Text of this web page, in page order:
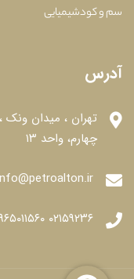
سم و کودشیمیایی
آدرس
چهارم، واحد ۱۳
۰۲۱۵۹۲۳۶ ۰۹۹۶۵۰۱۱۵۶۰